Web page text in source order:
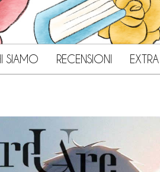
SIAMO RECENSIONI EXTRA